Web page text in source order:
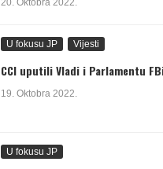
20. Oktobra 2022.
U fokusu JP Vijesti
CCI uputili Vladi i Parlamentu
19. Oktobra 2022.
U fokusu JP